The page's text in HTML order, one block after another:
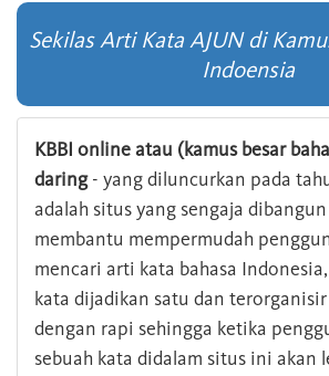
Sekilas Arti Kata AJUN di
Indoensia
KBBI online atau (kamus besar
daring- yang diluncurkan pada
adalah situs yang sengaja
membantu mempermudah
mencari arti kata bahasa
kata dijadikan satu dan
dengan rapi sehingga ketika
sebuah kata didalam situs ini akan